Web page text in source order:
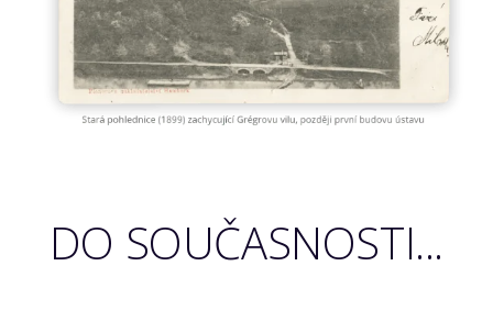
DO SOUČASNOSTI...